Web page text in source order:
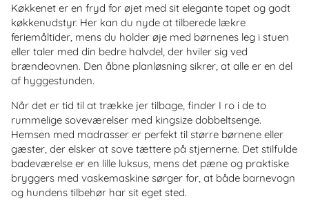
Køkkenet er en fryd for øjet med sit elegante tapet og godt
køkkenudstyr. Her kan du nyde at tilberede lækre
feriemåltider, mens du holder øje med børnenes leg i stuen
eller taler med din bedre halvdel, der hviler sig ved
brændeovnen. Den åbne planløsning sikrer, at alle er en del
af hyggestunden.
Når det er tid til at trække jer tilbage, finder I ro i de to
rummelige soveværelser med kingsize dobbeltsenge.
Hemsen med madrasser er perfekt til større børnene eller
gæster, der elsker at sove tættere på stjernerne. Det stilfulde
badeværelse er en lille luksus, mens det pæne og praktiske
bryggers med vaskemaskine sørger for, at både barnevogn
og hundens tilbehør har sit eget sted.